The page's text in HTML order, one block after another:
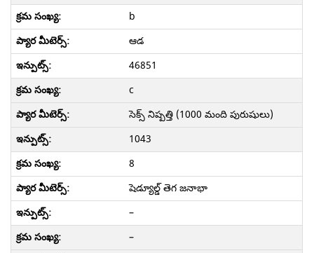
b
ఆడ
46851
c
సెక్స్ నిష్పత్తి (1000 మంది పురుషులు)
1043
8
షెడ్యూల్డ్ తెగ జనాభా
–
–